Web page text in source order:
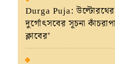
Durga Puja:
দুর্গোৎসবের সূচনা
ক্লাবের’